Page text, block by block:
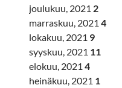
joulukuu, 2021 2
marraskuu, 2021 4
lokakuu, 2021 9
syyskuu, 2021 11
elokuu, 2021 4
heinäkuu, 2021 1